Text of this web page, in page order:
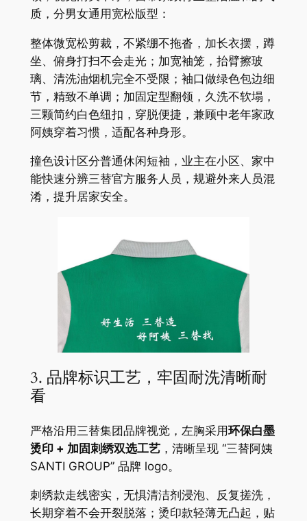
质，分男女通用宽松版型：
整体微宽松剪裁，不紧绷不拖沓，加长衣摆，蹲
坐、俯身打扫不会走光；加宽袖笼，抬臂擦玻
璃、清洗油烟机完全不受限；袖口做绿色包边细
节，精致不单调；加固定型翻领，久洗不软塌，
三颗简约白色纽扣，穿脱便捷，兼顾中老年家政
阿姨穿着习惯，适配各种身形。
撞色设计区分普通休闲短袖，业主在小区、家中
能快速分辨三替官方服务人员，规避外来人员混
淆，提升居家安全。
3. 品牌标识工艺，牢固耐洗清晰耐
看
严格沿用三替集团品牌视觉，左胸采用环保白墨
烫印 + 加固刺绣双选工艺，清晰呈现 “三替阿姨
SANTI GROUP” 品牌 logo。
刺绣款走线密实，无惧清洁剂浸泡、反复搓洗，
长期穿着不会开裂脱落；烫印款轻薄无凸起，贴